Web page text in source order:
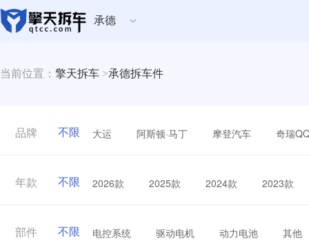
承德
当前位置： 擎天拆车 >承德拆车件
品牌 不限 大运 阿斯顿·马丁 摩登汽车 奇瑞
年款 不限 2026款 2025款 2024款 2023款
部件 不限 电控系统 驱动电机 动力电池 其他